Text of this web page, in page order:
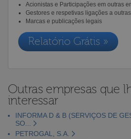
Acionistas e Participações em outras
Gestores e respetivas ligações a
Marcas e publicações legais
Relatório Grátis »
Outras empresas que
interessar
INFORMA D & B (SERVIÇOS DE
SO...
PETROGAL, S.A.